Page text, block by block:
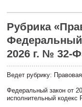
Рубрика
Федеральный
2026 г. № 32-
Ведет рубрику:
Федеральный закон от
исполнительный кодекс